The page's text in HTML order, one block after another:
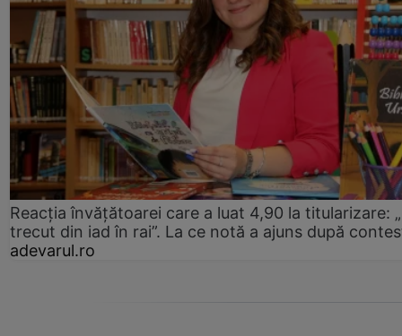
Reacția învățătoarei care a luat 4,90 la titularizare:
trecut din iad în rai”. La ce notă a ajuns după
adevarul.ro